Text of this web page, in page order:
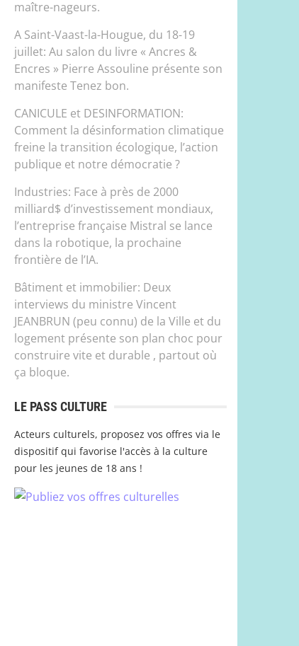
maître-nageurs.
A Saint-Vaast-la-Hougue, du 18-19
juillet: Au salon du livre « Ancres &
Encres » Pierre Assouline présente son
manifeste Tenez bon.
CANICULE et DESINFORMATION:
Comment la désinformation climatique
freine la transition écologique, l’action
publique et notre démocratie ?
Industries: Face à près de 2000
milliard$ d’investissement mondiaux,
l’entreprise française Mistral se lance
dans la robotique, la prochaine
frontière de l’IA.
Bâtiment et immobilier: Deux
interviews du ministre Vincent
JEANBRUN (peu connu) de la Ville et du
logement présente son plan choc pour
construire vite et durable , partout où
ça bloque.
LE PASS CULTURE
Acteurs culturels, proposez vos offres via le
dispositif qui favorise l'accès à la culture
pour les jeunes de 18 ans !